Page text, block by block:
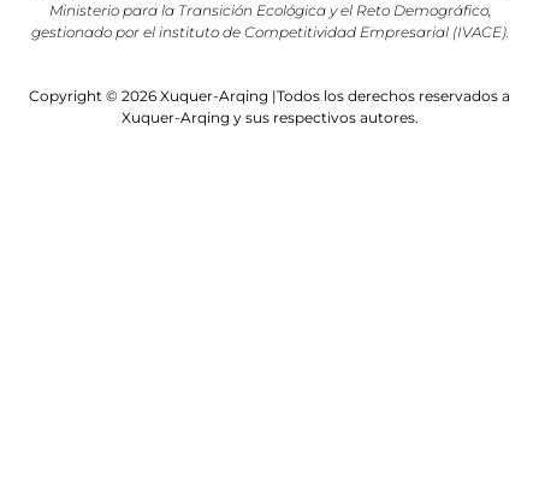
Ministerio para la Transición Ecológica y el Reto Demográfico,
gestionado por el instituto de Competitividad Empresarial (IVACE).
Copyright © 2026 Xuquer-Arqing |Todos los derechos reservados a
Xuquer-Arqing y sus respectivos autores.